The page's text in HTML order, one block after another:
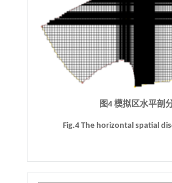
图4 模拟区水平剖
Fig.4 The horizontal spatial